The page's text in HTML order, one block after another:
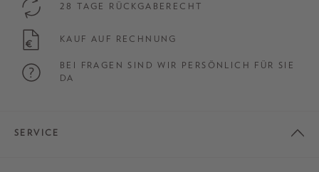
28 TAGE RÜCKGABERECHT
KAUF AUF RECHNUNG
BEI FRAGEN SIND WIR PERSÖNLICH FÜR SIE
DA
SERVICE